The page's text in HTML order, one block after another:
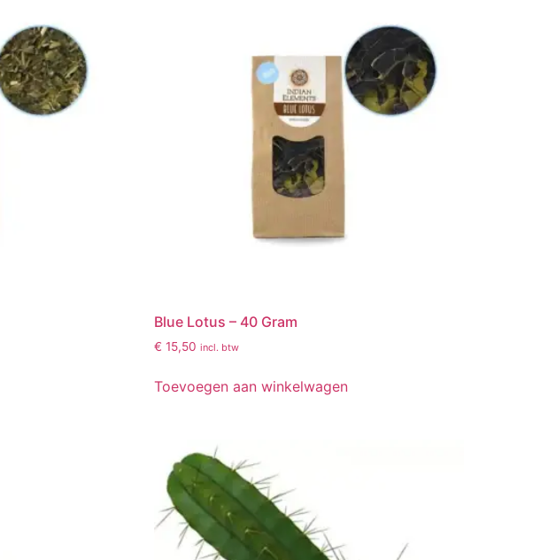
Blue Lotus – 40 Gram
€ 15,50 incl. btw
Toevoegen aan winkelwagen